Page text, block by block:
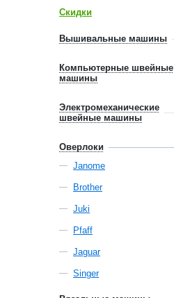
Скидки
Вышивальные машины
Компьютерные швейные
машины
Электромеханические
швейные машины
Оверлоки
Janome
Brother
Juki
Pfaff
Jaguar
Singer